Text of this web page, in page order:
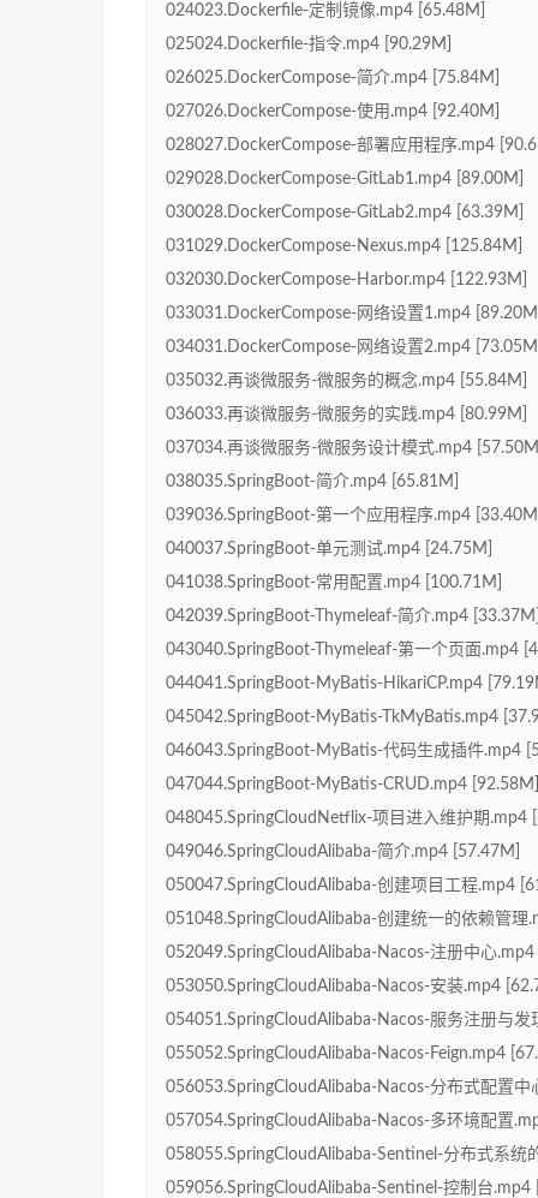
024023.Dockerfile-定制镜像.mp4 [65.48M]
025024.Dockerfile-指令.mp4 [90.29M]
026025.DockerCompose-简介.mp4 [75.84M]
027026.DockerCompose-使用.mp4 [92.40M]
028027.DockerCompose-部署应用程序.mp4
029028.DockerCompose-GitLab1.mp4 [89.00M]
030028.DockerCompose-GitLab2.mp4 [63.39M]
031029.DockerCompose-Nexus.mp4 [125.84M]
032030.DockerCompose-Harbor.mp4 [122.93M]
033031.DockerCompose-网络设置1.mp4
034031.DockerCompose-网络设置2.mp4
035032.再谈微服务-微服务的概念.mp4 [55.84M]
036033.再谈微服务-微服务的实践.mp4 [80.99M]
037034.再谈微服务-微服务设计模式.mp4
038035.SpringBoot-简介.mp4 [65.81M]
039036.SpringBoot-第一个应用程序.mp4
040037.SpringBoot-单元测试.mp4 [24.75M]
041038.SpringBoot-常用配置.mp4 [100.71M]
042039.SpringBoot-Thymeleaf-简介.mp4
043040.SpringBoot-Thymeleaf-第一个页面.mp4
044041.SpringBoot-MyBatis-HikariCP.mp4
045042.SpringBoot-MyBatis-TkMyBatis.mp4
046043.SpringBoot-MyBatis-代码生成插件.mp4
047044.SpringBoot-MyBatis-CRUD.mp4 [92.58M]
048045.SpringCloudNetflix-项目进入维护期.mp4
049046.SpringCloudAlibaba-简介.mp4 [57.47M]
050047.SpringCloudAlibaba-创建项目工程.mp4
051048.SpringCloudAlibaba-创建统一的依赖管理
052049.SpringCloudAlibaba-Nacos-注册中心
053050.SpringCloudAlibaba-Nacos-安装.mp4
054051.SpringCloudAlibaba-Nacos-服务注册与
055052.SpringCloudAlibaba-Nacos-Feign.mp4
056053.SpringCloudAlibaba-Nacos-分布式配置
057054.SpringCloudAlibaba-Nacos-多环境配置
058055.SpringCloudAlibaba-Sentinel-分布式系统
059056.SpringCloudAlibaba-Sentinel-控制台.mp4